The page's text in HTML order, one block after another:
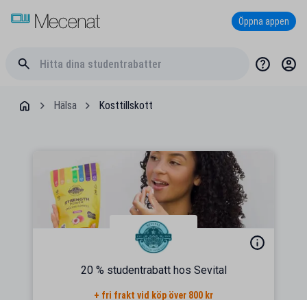
Öppna appen
Hälsa Kosttillskott
20 % studentrabatt hos Sevital
+ fri frakt vid köp över 800 kr